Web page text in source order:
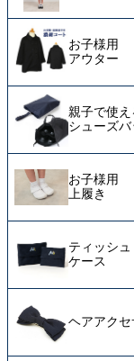
お子様用
アウター
親子で使え
シューズバ
お子様用
上履き
ティッシュ
ケース
ヘアアクセ